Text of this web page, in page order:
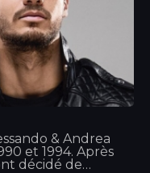
& Andrea
et 1994. Après
décidé de